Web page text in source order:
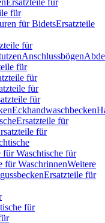
Ersatzteile für
für
für BidetsErsatzteile
für
Anschlussbögen
für
für
für
für
Eckhandwaschbecken
Ersatzteile für
für
für Waschtische für
für WaschrinnenWeitere
Ersatzteile für
für